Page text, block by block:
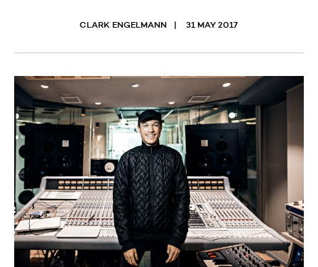
CLARK ENGELMANN 31 MAY 2017